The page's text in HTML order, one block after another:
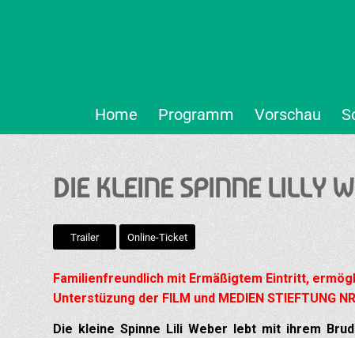
Home Programm Vorschau
DIE KLEINE SPINNE LILLY
Trailer Online-Ticket
Familienfreundlich mit Ermäßigtem Eintritt,
Unterstüzung der FILM und MEDIEN STIEFTUNG
Die kleine Spinne Lili Weber lebt mit ihrem